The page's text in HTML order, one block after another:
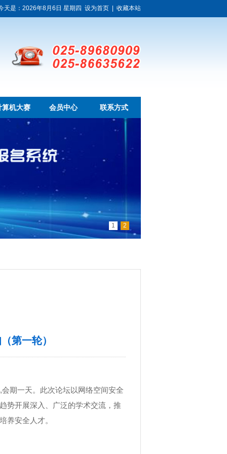
天是：2026年8月6日 星期四 设为首页| 收藏本站
算机大赛 会员中心 联系方式
1 2
第一轮）
,会期一天。此次论坛以网络空间安全
势开展深入、广泛的学术交流，推
养安全人才。